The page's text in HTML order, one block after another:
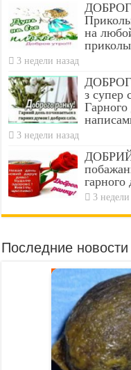
на
3 недели назад
з супер
3 недели назад
3
Последние новости